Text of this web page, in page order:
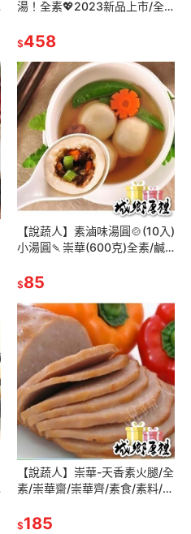
湯！全素💖2023新品上市/全
家常菜/素食年菜
$458
【說蔬人】素滷味湯圓🍲(10入)
小湯圓🍡崇華(600克)全素/鹹
素食湯圓/素食元宵
$85
【說蔬人】崇華-天香素火腿/全
素/崇華齋/崇華齊/素食/素料/家
美食/素食冷凍/加熱即食
$185